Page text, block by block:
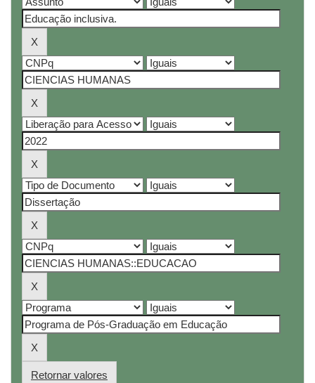
Retornar valores